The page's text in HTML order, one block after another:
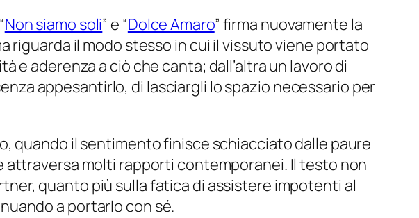
Non siamo soli” e “Dolce Amaro” firma nuovamente la
riguarda il modo stesso in cui il vissuto viene portato
e aderenza a ciò che canta; dall’altra un lavoro di
appesantirlo, di lasciargli lo spazio necessario per
quando il sentimento finisce schiacciato dalle paure
molti rapporti contemporanei. Il testo non
quanto più sulla fatica di assistere impotenti al
a portarlo con sé.